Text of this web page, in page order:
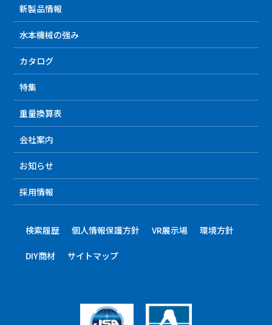
新製品情報
水本機械の強み
カタログ
特集
重量換算表
会社案内
お知らせ
採用情報
検索履歴 個人情報保護方針 VR展示場 環境方針
DIY商材 サイトマップ